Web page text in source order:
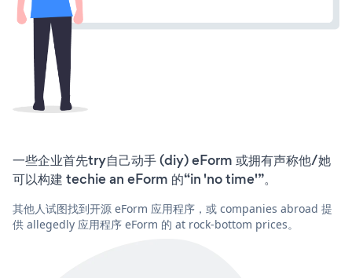
一些企业首先try自己动手 (diy) eForm 或拥有声称他/她
可以构建 techie an eForm 的“in 'no time'”。
其他人试图找到开源 eForm 应用程序，或 companies abroad 提
供 allegedly 应用程序 eForm 的 at rock-bottom prices。